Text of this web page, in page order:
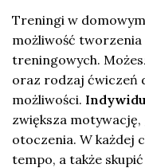
Treningi w
możliwość
treningowych.
oraz rodzaj ćwiczeń
możliwości.
zwiększa
otoczenia. W każdej
tempo, a także